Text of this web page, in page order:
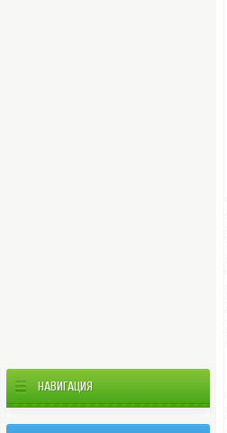
НАВИГАЦИЯ